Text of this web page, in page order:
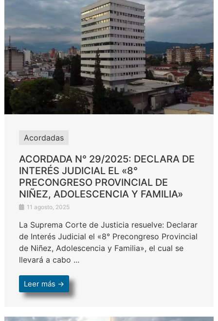
Acordadas
ACORDADA N° 29/2025: DECLARA DE
INTERÉS JUDICIAL EL «8°
PRECONGRESO PROVINCIAL DE
NIÑEZ, ADOLESCENCIA Y FAMILIA»
11 agosto, 2025
La Suprema Corte de Justicia resuelve: Declarar
de Interés Judicial el «8° Precongreso Provincial
de Niñez, Adolescencia y Familia», el cual se
llevará a cabo ...
Leer más →